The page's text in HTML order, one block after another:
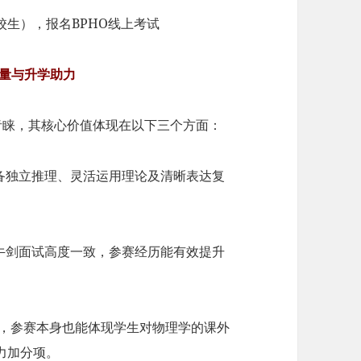
生），报名BPHO线上考试
与升学助力
，其核心价值体现在以下三个方面：
立推理、灵活运用理论及清晰表达复
面试高度一致，参赛经历能有效提升
参赛本身也能体现学生对物理学的课外
分项。